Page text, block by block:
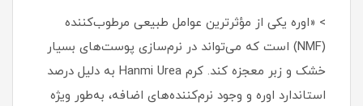
> «اوره یکی از مؤثرترین عوامل طبیعی مرطوب‌کننده
(NMF) است که می‌تواند در نرم‌سازی پوست‌های بسیار
خشک و زبر معجزه کند. کرم Hanmi Urea به دلیل درصد
استاندارد اوره و وجود نرم‌کننده‌های اضافه، به‌طور ویژه